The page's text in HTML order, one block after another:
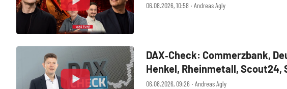
06.08.2026, 10:58 ‧ Andreas Agly
06.08.2026, 09:26 ‧ Andreas Agly
DAX‑Check: Commerzbank,
Henkel, Rheinmetall, Scout24,
SUSS MicroTec, United Internet